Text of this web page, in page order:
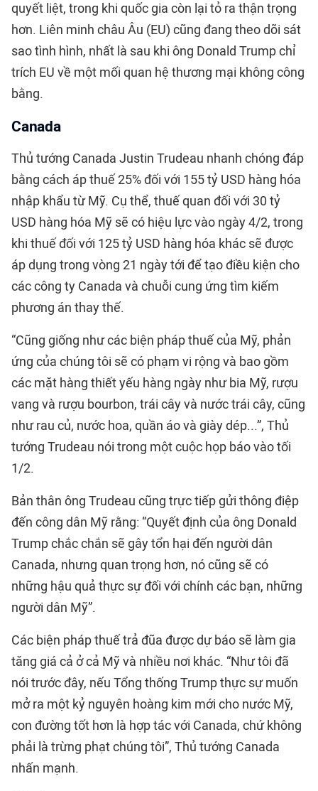
quyết liệt, trong khi quốc gia còn lại tỏ ra thận trọng
hơn. Liên minh châu Âu (EU) cũng đang theo dõi sát
sao tình hình, nhất là sau khi ông Donald Trump chỉ
trích EU về một mối quan hệ thương mại không công
bằng.
Canada
Thủ tướng Canada Justin Trudeau nhanh chóng đáp
bằng cách áp thuế 25% đối với 155 tỷ USD hàng hóa
nhập khẩu từ Mỹ. Cụ thể, thuế quan đối với 30 tỷ
USD hàng hóa Mỹ sẽ có hiệu lực vào ngày 4/2, trong
khi thuế đối với 125 tỷ USD hàng hóa khác sẽ được
áp dụng trong vòng 21 ngày tới để tạo điều kiện cho
các công ty Canada và chuỗi cung ứng tìm kiếm
phương án thay thế.
“Cũng giống như các biện pháp thuế của Mỹ, phản
ứng của chúng tôi sẽ có phạm vi rộng và bao gồm
các mặt hàng thiết yếu hàng ngày như bia Mỹ, rượu
vang và rượu bourbon, trái cây và nước trái cây, cũng
như rau củ, nước hoa, quần áo và giày dép...”, Thủ
tướng Trudeau nói trong một cuộc họp báo vào tối
1/2.
Bản thân ông Trudeau cũng trực tiếp gửi thông điệp
đến công dân Mỹ rằng: “Quyết định của ông Donald
Trump chắc chắn sẽ gây tổn hại đến người dân
Canada, nhưng quan trọng hơn, nó cũng sẽ có
những hậu quả thực sự đối với chính các bạn, những
người dân Mỹ”.
Các biện pháp thuế trả đũa được dự báo sẽ làm gia
tăng giá cả ở cả Mỹ và nhiều nơi khác. “Như tôi đã
nói trước đây, nếu Tổng thống Trump thực sự muốn
mở ra một kỷ nguyên hoàng kim mới cho nước Mỹ,
con đường tốt hơn là hợp tác với Canada, chứ không
phải là trừng phạt chúng tôi”, Thủ tướng Canada
nhấn mạnh.